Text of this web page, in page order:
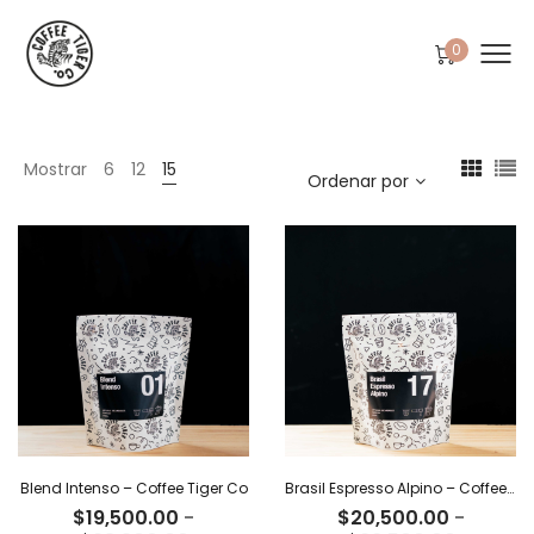
0
Mostrar 6 12 15 Ordenar por
Blend Intenso – Coffee Tiger Co
$19,500.00 -
Brasil Espresso Alpino – Coffee Tiger Co
$20,500.00 -